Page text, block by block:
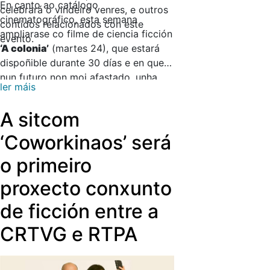
celebrará o vindeiro venres, e outros
contidos relacionados con este
evento.
En canto ao catálogo
cinematográfico, esta semana
ampliarase co filme de ciencia ficción
‘A colonia’ (martes 24), que estará
dispoñible durante 30 días e en que,
nun futuro non moi afastado, unha
colonia no espazo envía un grupo de
chave para o seu futuro, e a película
‘Tenor’
(sábado 28), accesible
durante 15 días e que ten como
protagonista un repartidor de sushi
que vive nun barrio marxinal de París
e cuxa vida cambia cando coñece
unha eminente profesora de ópera.
ler máis
A sitcom
‘Coworkinaos’ será
o primeiro
proxecto conxunto
de ficción entre a
CRTVG e RTPA